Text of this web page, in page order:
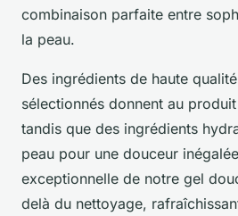
combinaison parfaite entre
la peau.
Des ingrédients de haute
sélectionnés donnent au
tandis que des ingrédients
peau pour une douceur
exceptionnelle de notre gel
delà du nettoyage,